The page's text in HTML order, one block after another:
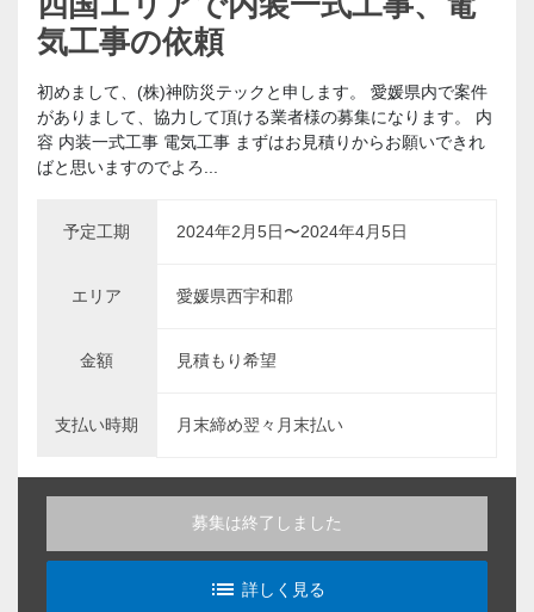
気工事の依頼
初めまして、(株)神防災テックと申します。 愛媛県内で案件
がありまして、協力して頂ける業者様の募集になります。 内
容 内装一式工事 電気工事 まずはお見積りからお願いできれ
ばと思いますのでよろ...
予定工期 2024年2月5日〜2024年4月5日
エリア 愛媛県西宇和郡
金額 見積もり希望
支払い時期 月末締め翌々月末払い
募集は終了しました
list_alt
詳しく見る